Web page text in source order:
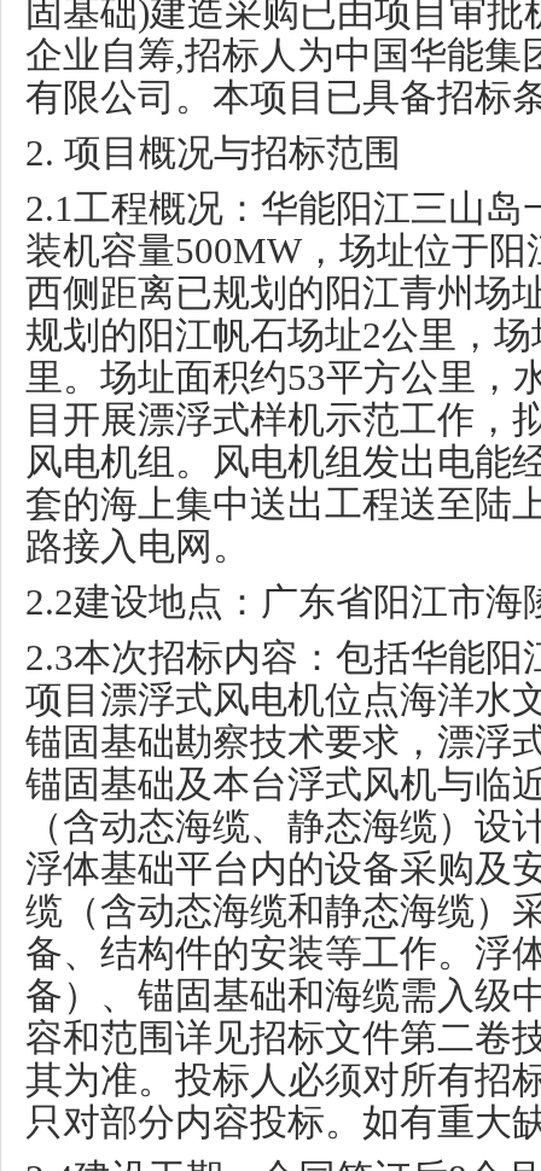
固基础)建造采购已由项目审
企业自筹,招标人为中国华能集
有限公司。本项目已具备招标
2. 项目概况与招标范围
2.1工程概况：华能阳江三山岛
装机容量500MW，场址位于阳
西侧距离已规划的阳江青州场
规划的阳江帆石场址2公里，
里。场址面积约53平方公里，
目开展漂浮式样机示范工作，
风电机组。风电机组发出电能
套的海上集中送出工程送至陆
路接入电网。
2.2建设地点：广东省阳江市海
2.3本次招标内容：包括华能阳
项目漂浮式风电机位点海洋水
锚固基础勘察技术要求，漂浮
锚固基础及本台浮式风机与临
（含动态海缆、静态海缆）设
浮体基础平台内的设备采购及
缆（含动态海缆和静态海缆）
备、结构件的安装等工作。浮
备）、锚固基础和海缆需入级
容和范围详见招标文件第二卷
其为准。投标人必须对所有招
只对部分内容投标。如有重大